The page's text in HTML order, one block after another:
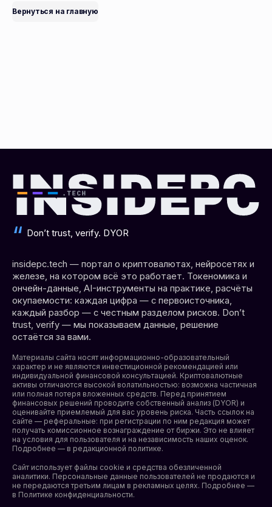
Вернуться на главную
Don’t trust, verify. DYOR
insidepc.tech — портал о криптовалютах, нейросетях и
железе, на котором всё это работает. Токеномика и
ончейн-данные, AI-инструменты на практике, расчёты
окупаемости: каждая цифра — с первоисточника,
каждый разбор — с честным разделом рисков. Don’t
trust, verify — мы показываем данные, решение
остаётся за вами.
Материалы сайта носят информационно-образовательный
характер и не являются инвестиционной рекомендацией или
индивидуальной финансовой консультацией. Криптовалютные
активы отличаются высокой волатильностью: возможна частичная
или полная потеря вложенных средств. Перед принятием
финансовых решений проводите собственный анализ (DYOR) и
оценивайте приемлемый для вас уровень риска. Часть ссылок на
сайте — реферальные: при регистрации по ним редакция может
получать комиссионное вознаграждение от биржи. Это не влияет
на условия для пользователя и на независимость наших оценок.
Подробнее — в редакционной политике.
Сайт использует файлы cookie и средства обезличенной
аналитики. Персональные данные пользователей не продаются и
не передаются третьим лицам в рекламных целях. Подробнее —
в Политике конфиденциальности.